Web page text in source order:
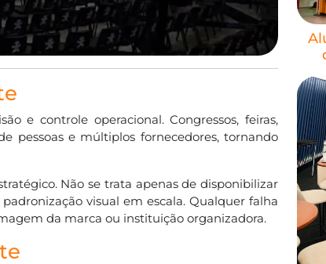
e controle operacional. Congressos, feiras,
pessoas e múltiplos fornecedores, tornando
Não se trata apenas de disponibilizar
visual em escala. Qualquer falha
da marca ou instituição organizadora.